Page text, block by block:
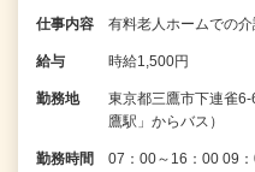
仕事内容 有料老人ホームでの
給与 時給1,500円
勤務地
東京都三鷹市下連雀
鷹駅」からバス）
勤務時間
07：00～16：00 09